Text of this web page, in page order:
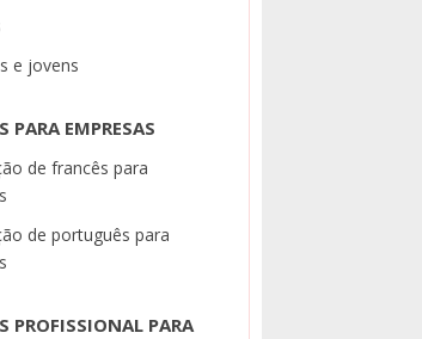
e jovens
PARA EMPRESAS
de francês para
de português para
PROFISSIONAL PARA